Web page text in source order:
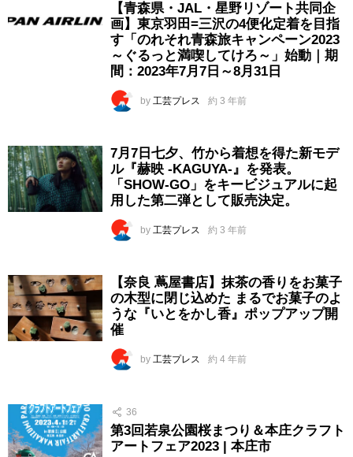
【青森県・JAL・星野リゾート共同企
画】東京羽田=三沢の4便化定着を目指
す「のれそれ青森旅キャンペーン2023
～ぐるっと満喫してけろ～」始動｜期
間：2023年7月7日～8月31日
by 工芸プレス 約 3 年前
7月7日七夕、竹から着想を得た新モデ
ル『赫映 -KAGUYA-』を発表。
「SHOW-GO」をキービジュアルに起
用した第二弾として販売決定。
by 工芸プレス 約 3 年前
【奈良 蔦屋書店】抹茶の香りをお菓子
の木型に閉じ込めた まるでお菓子のよ
うな『いとをかし香』ポップアップ開
催
by 工芸プレス 約 4 年前
36
第3回若泉公園桜まつり＆本庄クラフト
アートフェア2023 | 本庄市